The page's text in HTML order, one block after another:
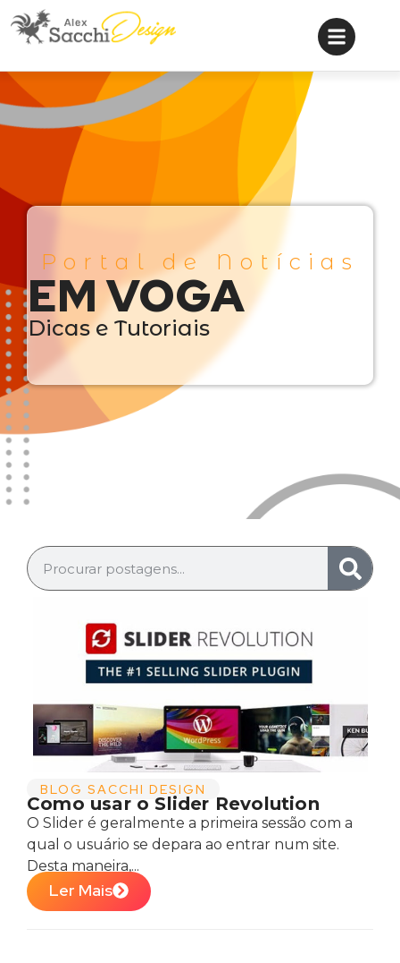
Portal de Notícias
EM VOGA
Dicas e Tutoriais
BLOG SACCHI DESIGN
Como usar o Slider Revolution
O Slider é geralmente a primeira sessão com a
qual o usuário se depara ao entrar num site.
Desta maneira,...
Ler Mais